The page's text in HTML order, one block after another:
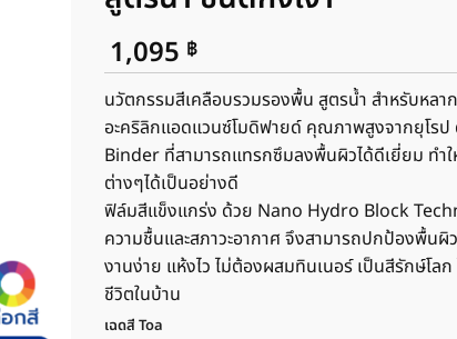
1,095 ฿
นวัตกรรมสีเคลือบรวมรองพื้น สูตรน้ำ สำหรับหล
อะคริลิกแอดแวนซ์โมดิฟายด์ คุณภาพสูงจากยุโร
Binder ที่สามารถแทรกซึมลงพื้นผิวได้ดีเยี่ยม ทำ
ต่างๆได้เป็นอย่างดี
ฟิล์มสีแข็งแกร่ง ด้วย Nano Hydro Block
ความชื้นและสภาวะอากาศ จึงสามารถปกป้องพื้นผิ
งานง่าย แห้งไว ไม่ต้องผสมทินเนอร์ เป็นสีรักษ์โ
ชีวิตในบ้าน
เฉดสี Toa